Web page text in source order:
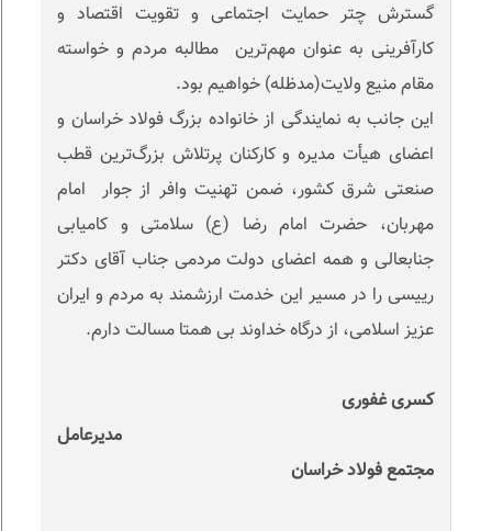
گسترش چتر حمایت اجتماعی و تقویت اقتصاد و
کارآفرینی به عنوان مهم‌ترین مطالبه مردم و خواسته
مقام منیع ولایت(مدظله) خواهیم بود.
این جانب به نمایندگی از خانواده بزرگ فولاد خراسان و
اعضای هیأت مدیره و کارکنان پرتلاش بزرگ‌ترین قطب
صنعتی شرق کشور، ضمن تهنیت وافر از جوار امام
مهربان، حضرت امام رضا (ع) سلامتی و کامیابی
جنابعالی و همه اعضای دولت مردمی جناب آقای دکتر
رییسی را در مسیر این خدمت ارزشمند به مردم و ایران
عزیز اسلامی، از درگاه خداوند بی همتا مسالت دارم.
کسری غفوری
مدیرعامل
مجتمع فولاد خراسان